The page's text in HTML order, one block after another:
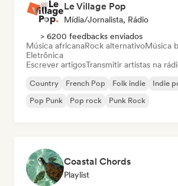
Le Village Pop
Mídia/Jornalista, Rádio
> 6200 feedbacks enviados
Música africanaRock alternativoMúsica
Eletrônica
Escrever artigosTransmitir artistas na
Country French Pop Folk indie Indie
Pop Punk
Pop rock Punk Rock
Coastal Chords
Playlist